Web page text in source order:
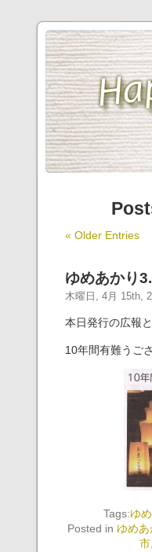
« Older Entries
ゆめあかり
木曜日, 4月 15th,
本日発行の広報
10年間有難うご
Tags:ゆ
Posted in ゆめあ
市